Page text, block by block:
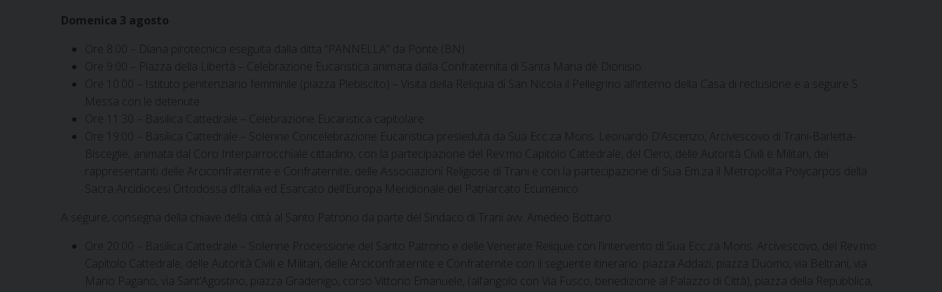
Domenica 3 agosto
Ore 8:00 – Diana pirotecnica eseguita dalla ditta “PANNELLA” da Ponte (BN).
Ore 9:00 – Piazza della Libertà – Celebrazione Eucaristica animata dalla Confraternita di Santa Maria dè Dionisio.
Ore 10:00 – Istituto penitenziario femminile (piazza Plebiscito) – Visita della Reliquia di San Nicola il Pellegrino all’interno della Casa di reclusione e a seguire S.
Messa con le detenute.
Ore 11:30 – Basilica Cattedrale – Celebrazione Eucaristica capitolare.
Ore 19:00 – Basilica Cattedrale – Solenne Concelebrazione Eucaristica presieduta da Sua Ecc.za Mons. Leonardo D’Ascenzo, Arcivescovo di Trani-Barletta-
Bisceglie, animata dal Coro Interparrocchiale cittadino, con la partecipazione del Rev.mo Capitolo Cattedrale, del Clero, delle Autorità Civili e Militari, dei
rappresentanti delle Arciconfraternite e Confraternite, delle Associazioni Religiose di Trani e con la partecipazione di Sua Em.za il Metropolita Polycarpos della
Sacra Arcidiocesi Ortodossa d’Italia ed Esarcato dell’Europa Meridionale del Patriarcato Ecumenico.
A seguire, consegna della chiave della città al Santo Patrono da parte del Sindaco di Trani avv. Amedeo Bottaro.
Ore 20:00 – Basilica Cattedrale – Solenne Processione del Santo Patrono e delle Venerate Reliquie con l’intervento di Sua Ecc.za Mons. Arcivescovo, del Rev.mo
Capitolo Cattedrale, delle Autorità Civili e Militari, delle Arciconfraternite e Confraternite con il seguente itinerario: piazza Addazi, piazza Duomo, via Beltrani, via
Mario Pagano, via Sant’Agostino, piazza Gradenigo, corso Vittorio Emanuele, (all’angolo con Via Fusco, benedizione al Palazzo di Città), piazza della Repubblica,